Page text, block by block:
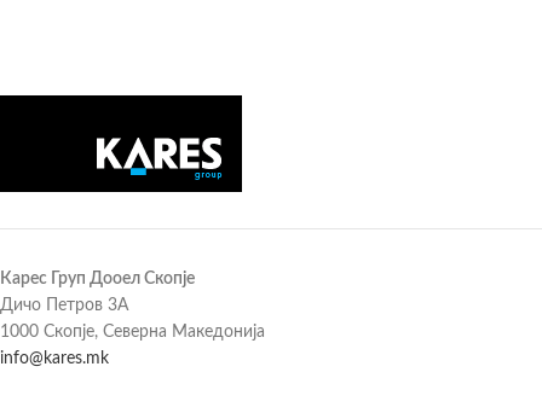
Карес Груп Дооел Скопје
Дичо Петров 3А
1000 Скопје, Северна Македонија
info@kares.mk